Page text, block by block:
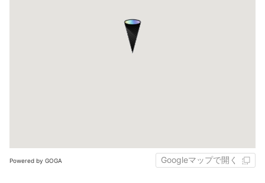
Powered by GOGA Googleマップで開く